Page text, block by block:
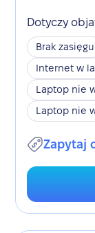
Dotyczy
Brak zasięgu
Internet w
Laptop nie
Laptop nie
Zapytaj